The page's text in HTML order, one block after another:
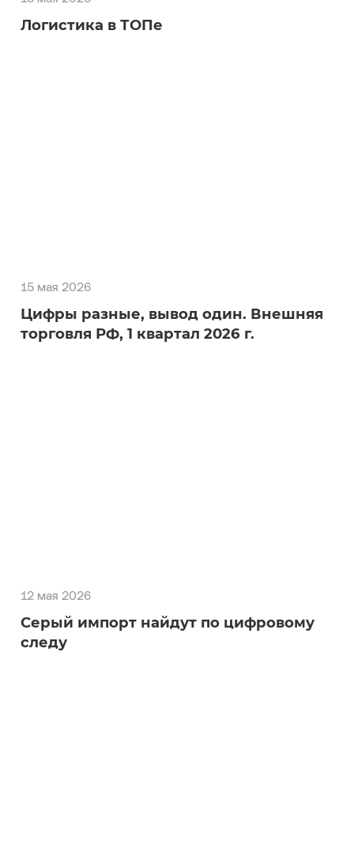
Логистика в ТОПе
15 мая 2026
Цифры разные, вывод один. Внешняя
торговля РФ, 1 квартал 2026 г.
12 мая 2026
Серый импорт найдут по цифровому
следу